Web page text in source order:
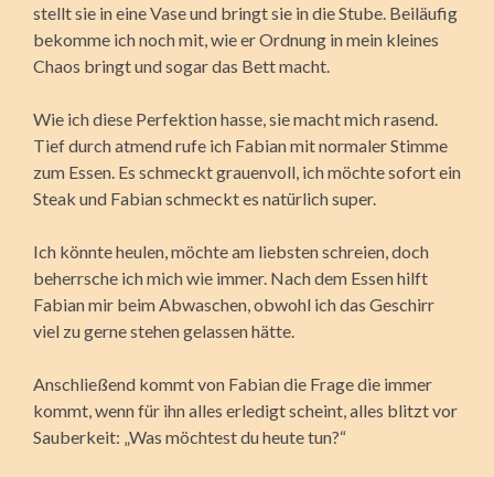
stellt sie in eine Vase und bringt sie in die Stube. Beiläufig
bekomme ich noch mit, wie er Ordnung in mein kleines
Chaos bringt und sogar das Bett macht.
Wie ich diese Perfektion hasse, sie macht mich rasend.
Tief durch atmend rufe ich Fabian mit normaler Stimme
zum Essen. Es schmeckt grauenvoll, ich möchte sofort ein
Steak und Fabian schmeckt es natürlich super.
Ich könnte heulen, möchte am liebsten schreien, doch
beherrsche ich mich wie immer. Nach dem Essen hilft
Fabian mir beim Abwaschen, obwohl ich das Geschirr
viel zu gerne stehen gelassen hätte.
Anschließend kommt von Fabian die Frage die immer
kommt, wenn für ihn alles erledigt scheint, alles blitzt vor
Sauberkeit: „Was möchtest du heute tun?“